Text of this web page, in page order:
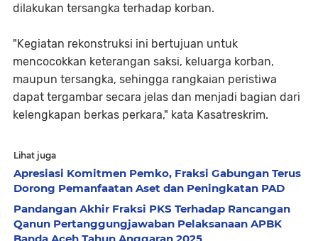
dilakukan tersangka terhadap korban.
"Kegiatan rekonstruksi ini bertujuan untuk
mencocokkan keterangan saksi, keluarga korban,
maupun tersangka, sehingga rangkaian peristiwa
dapat tergambar secara jelas dan menjadi bagian dari
kelengkapan berkas perkara," kata Kasatreskrim.
Lihat juga
Apresiasi Komitmen Pemko, Fraksi Gabungan Terus
Dorong Pemanfaatan Aset dan Peningkatan PAD
Pandangan Akhir Fraksi PKS Terhadap Rancangan
Qanun Pertanggungjawaban Pelaksanaan APBK